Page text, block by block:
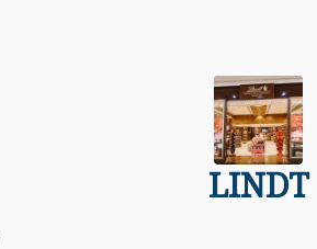
LINDT